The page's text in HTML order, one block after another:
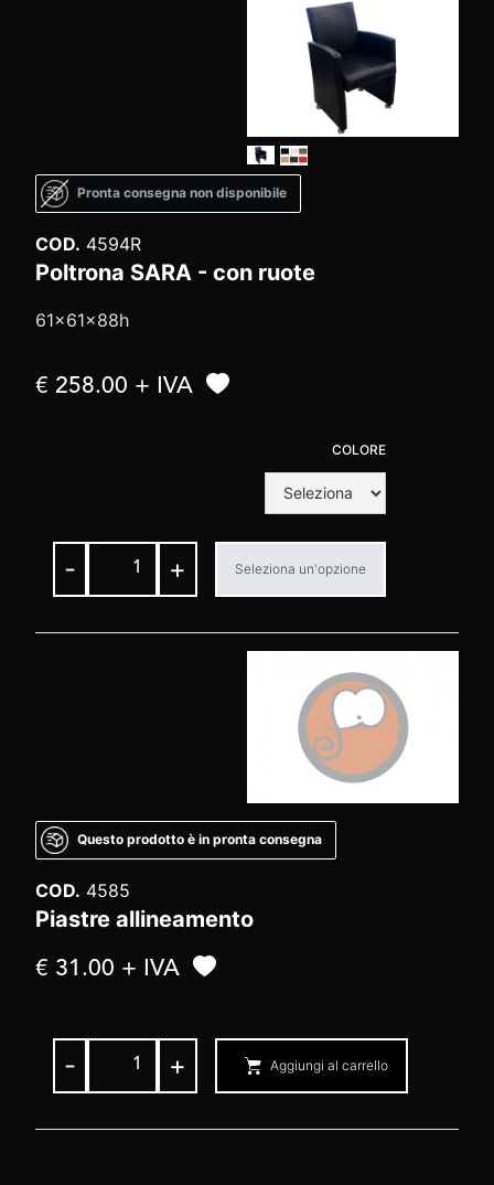
Pronta consegna non disponibile
COD. 4594R
Poltrona SARA - con ruote
61x61x88h
€ 258.00 + IVA
COLORE
- + Seleziona un'opzione
Questo prodotto è in pronta consegna
COD. 4585
Piastre allineamento
€ 31.00 + IVA
- + Aggiungi al carrello